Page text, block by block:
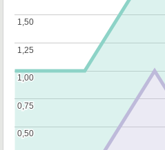
0,50
0,50
0,75
0,75
1,00
1,00
1,25
1,25
1,50
1,50